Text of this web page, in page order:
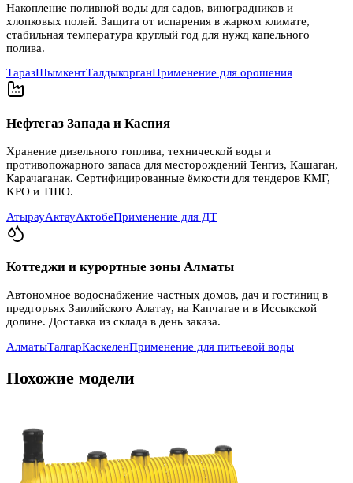
Накопление поливной воды для садов, виноградников и
хлопковых полей. Защита от испарения в жарком климате,
стабильная температура круглый год для нужд капельного
полива.
ТаразШымкентТалдыкорганПрименение для орошения
Нефтегаз Запада и Каспия
Хранение дизельного топлива, технической воды и
противопожарного запаса для месторождений Тенгиз, Кашаган,
Карачаганак. Сертифицированные ёмкости для тендеров КМГ,
KPO и ТШО.
АтырауАктауАктобеПрименение для ДТ
Коттеджи и курортные зоны Алматы
Автономное водоснабжение частных домов, дач и гостиниц в
предгорьях Заилийского Алатау, на Капчагае и в Иссыкской
долине. Доставка из склада в день заказа.
АлматыТалгарКаскеленПрименение для питьевой воды
Похожие модели